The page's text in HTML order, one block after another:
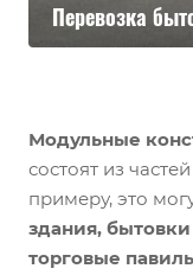
Перевозка
Модульные
состоят из
примеру, это
здания,
торговые